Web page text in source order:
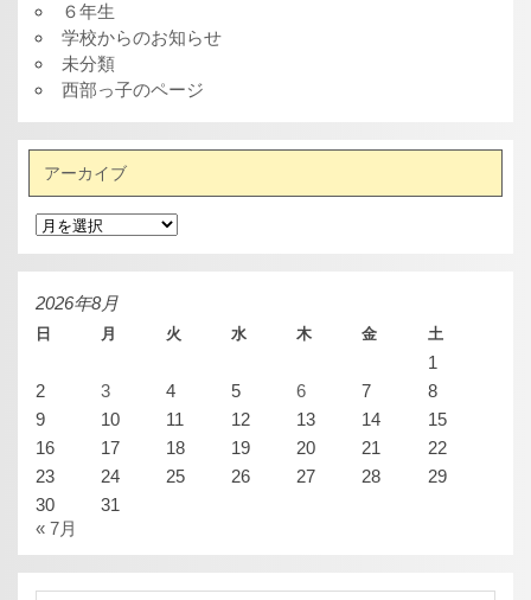
６年生
学校からのお知らせ
未分類
西部っ子のページ
アーカイブ
ア
ー
カ
イ
ブ
2026年8月
日 月 火 水 木 金 土
1
2
3 4 5 6 7
8
9
10 11 12 13 14
15
16
17 18 19 20 21
22
23
24 25 26 27 28
29
30
31
« 7月